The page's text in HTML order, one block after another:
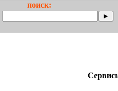
поиск: